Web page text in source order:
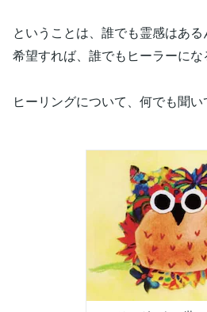
ということは、誰でも霊感はある
希望すれば、誰でもヒーラーにな
ヒーリングについて、何でも聞い